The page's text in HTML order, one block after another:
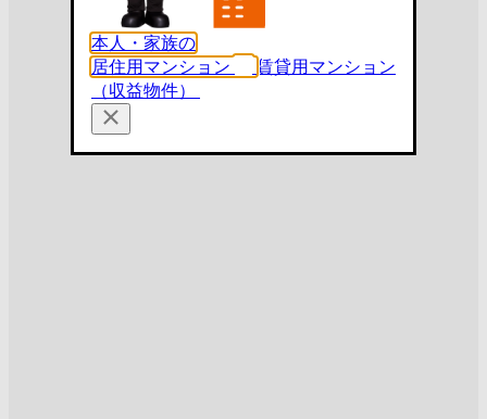
本人・家族の
居住用マンション
賃貸用マンション
（収益物件）